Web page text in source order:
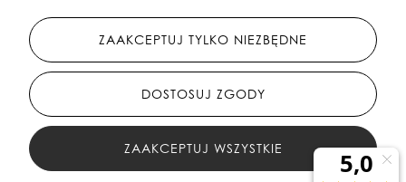
ZAAKCEPTUJ TYLKO NIEZBĘDNE
DOSTOSUJ ZGODY
ZAAKCEPTUJ WSZYSTKIE